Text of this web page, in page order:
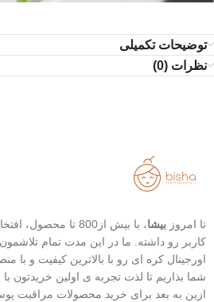
توضیحات تکمیلی
نظرات (0)
تا امروز بیشا
کاربر رو داشته. ما در این مدت تمام
اورجینال کره ای رو با بالاترین کیفیت و با
شما بذاریم تا لذت تجربه ی اولین خریدتون با
ازین به بعد برای خرید محصولات مراقبت